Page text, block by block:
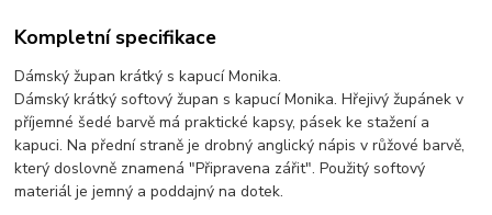
Kompletní specifikace
Dámský župan krátký s kapucí Monika.
Dámský krátký softový župan s kapucí Monika. Hřejivý župánek v
příjemné šedé barvě má praktické kapsy, pásek ke stažení a
kapuci. Na přední straně je drobný anglický nápis v růžové barvě,
který doslovně znamená "Připravena zářit". Použitý softový
materiál je jemný a poddajný na dotek.